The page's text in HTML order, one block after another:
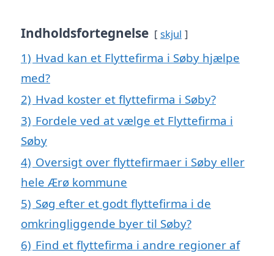
Indholdsfortegnelse skjul
1) Hvad kan et Flyttefirma i Søby hjælpe
med?
2) Hvad koster et flyttefirma i Søby?
3) Fordele ved at vælge et Flyttefirma i
Søby
4) Oversigt over flyttefirmaer i Søby eller
hele Ærø kommune
5) Søg efter et godt flyttefirma i de
omkringliggende byer til Søby?
6) Find et flyttefirma i andre regioner af